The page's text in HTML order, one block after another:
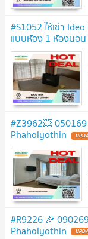
#S1052 ให้เช่า
แบบห้อง 1 ห้องนอ
#Z3962💥 050169
Phaholyothin
#R9226 🎉
Phaholyothin